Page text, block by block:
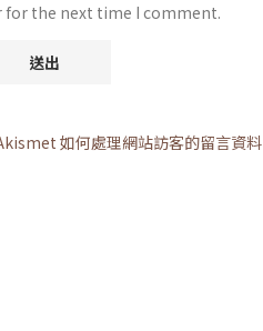
for the next time I comment.
如何處理網站訪客的留言資料